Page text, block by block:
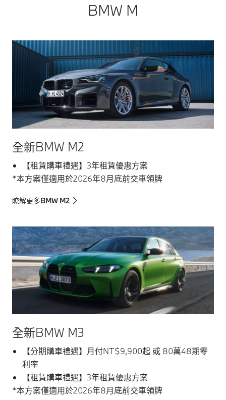
BMW M
全新BMW M2
【租賃購車禮遇】3年租賃優惠方案
*本方案僅適用於2026年8月底前交車領牌
瞭解更多BMW M2
全新BMW M3
【分期購車禮遇】月付NT$9,900起 或 80萬48期零
利率
【租賃購車禮遇】3年租賃優惠方案
*本方案僅適用於2026年8月底前交車領牌